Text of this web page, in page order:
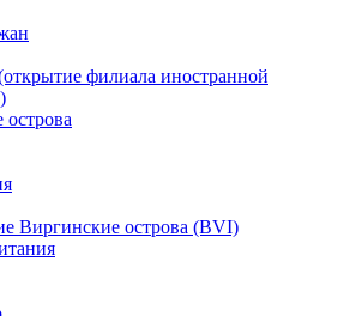
филиала иностранной
острова
Виргинские острова (BVI)